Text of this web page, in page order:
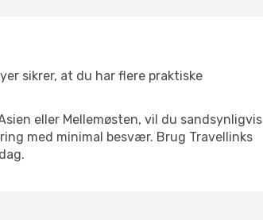
sikrer, at du har flere praktiske
eller Mellemøsten, vil du sandsynligvis
med minimal besvær. Brug Travellinks